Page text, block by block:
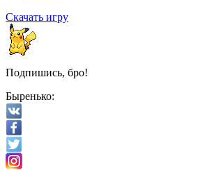
Скачать игру
Подпишись, бро!
Быренько: